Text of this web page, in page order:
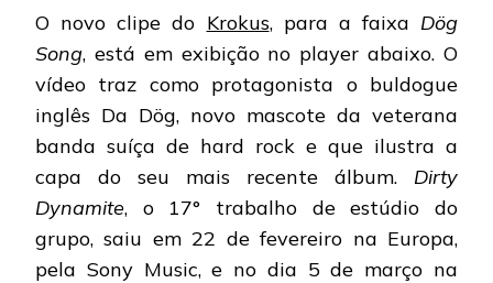
APRONTA
NO
CLIPE
DE
“DÖG
SONG”
O novo clipe do Krokus, para a faixa Dög
Song, está em exibição no player abaixo. O
vídeo traz como protagonista o buldogue
inglês Da Dög, novo mascote da veterana
banda suíça de hard rock e que ilustra a
capa do seu mais recente álbum. Dirty
Dynamite, o 17° trabalho de estúdio do
grupo, saiu em 22 de fevereiro na Europa,
pela Sony Music, e no dia 5 de março na